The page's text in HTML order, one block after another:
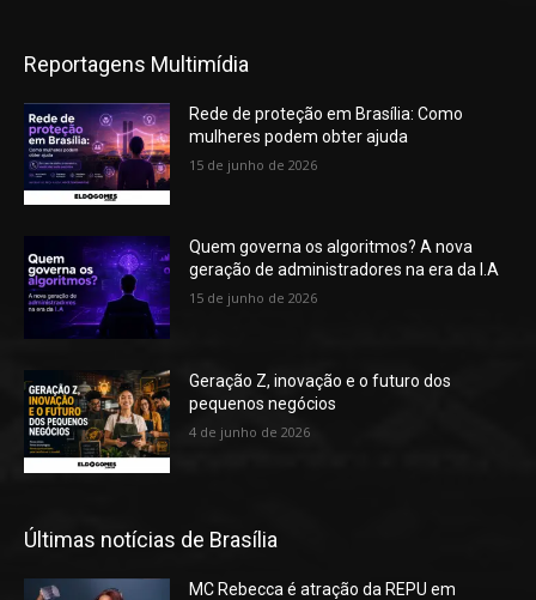
Reportagens Multimídia
Rede de proteção em Brasília: Como
mulheres podem obter ajuda
15 de junho de 2026
Quem governa os algoritmos? A nova
geração de administradores na era da I.A
15 de junho de 2026
Geração Z, inovação e o futuro dos
pequenos negócios
4 de junho de 2026
Últimas notícias de Brasília
MC Rebecca é atração da REPU em